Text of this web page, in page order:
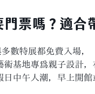
票嗎？適合
數特展都免費入場
術基地專為親子設計
日中午人潮，早上開